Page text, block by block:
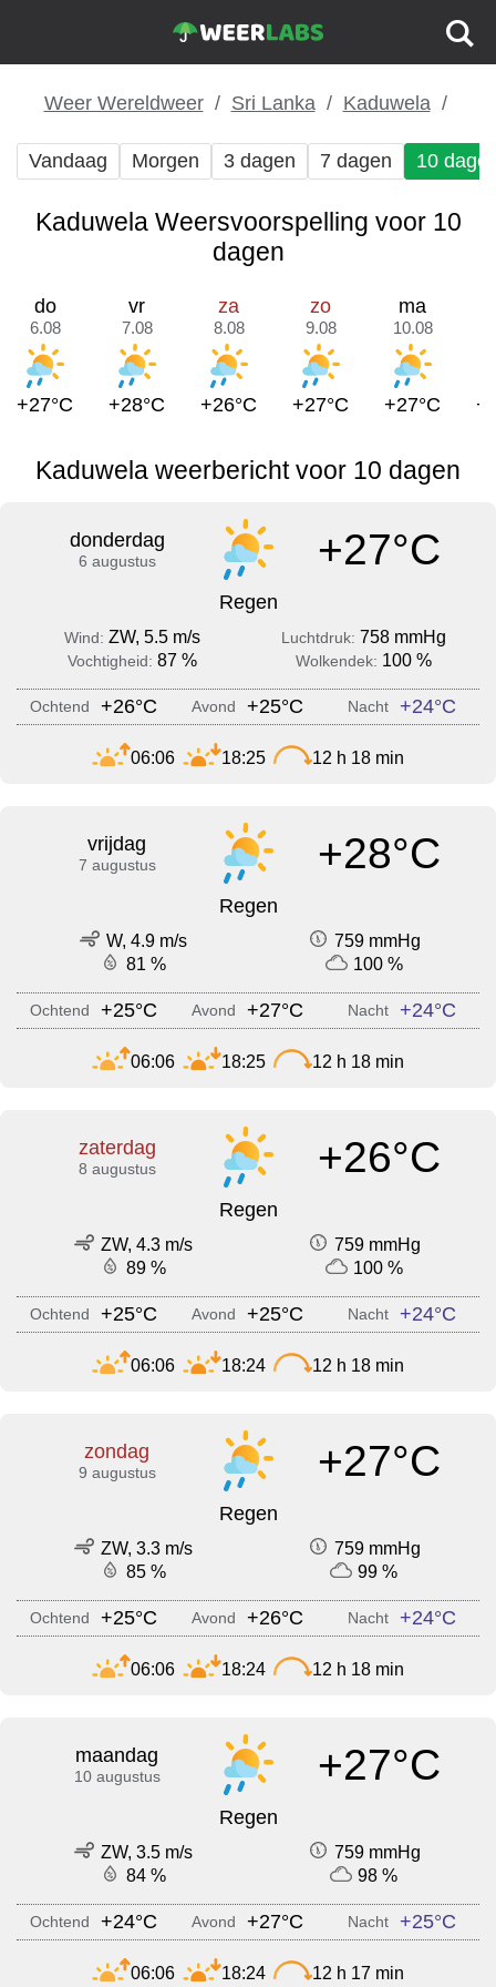
Weer Wereldweer Sri Lanka Kaduwela
Vandaag Morgen 3 dagen 7 dagen 10
Kaduwela Weersvoorspelling voor 10
dagen
do
6.08
+27°C
vr
7.08
+28°C
za
8.08
+26°C
zo
9.08
+27°C
ma
10.08
+27°C
Kaduwela weerbericht voor 10 dagen
donderdag
6 augustus +27°C
Regen
Wind: ZW, 5.5 m/s Luchtdruk: 758 mmHg
Vochtigheid: 87 % Wolkendek: 100 %
Ochtend +26°C Avond +25°C Nacht +24°C
06:06 18:25 12 h 18 min
vrijdag
7 augustus +28°C
Regen
W, 4.9 m/s
759 mmHg
81 %
100 %
Ochtend +25°C Avond +27°C Nacht +24°C
06:06 18:25 12 h 18 min
zaterdag
8 augustus +26°C
Regen
ZW, 4.3 m/s
759 mmHg
89 %
100 %
Ochtend +25°C Avond +25°C Nacht +24°C
06:06 18:24 12 h 18 min
zondag
9 augustus +27°C
Regen
ZW, 3.3 m/s
759 mmHg
85 %
99 %
Ochtend +25°C Avond +26°C Nacht +24°C
06:06 18:24 12 h 18 min
maandag
10 augustus +27°C
Regen
ZW, 3.5 m/s
759 mmHg
84 %
98 %
Ochtend +24°C Avond +27°C Nacht +25°C
06:06 18:24 12 h 17 min